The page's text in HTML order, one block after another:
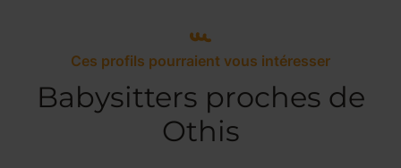
Ces profils pourraient vous intéresser
Babysitters proches de
Othis